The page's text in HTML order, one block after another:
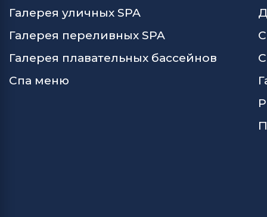
Галерея уличных SPA
Галерея переливных SPA
Галерея плавательных бассейнов
Спа меню